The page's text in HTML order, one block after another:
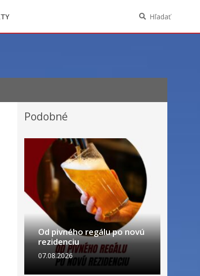
majetkových pomerov verejného funkcionára
Hľadať
Podobné
Od pivného regálu po novú
rezidenciu
07.08.2026